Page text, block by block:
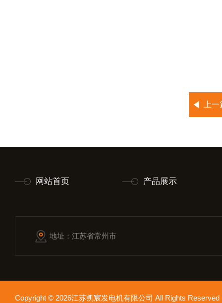
上
网站首页 产品展示
地址：江苏省常州市
Copyright © 2026江苏凯宸发电机有限公司 All Rights